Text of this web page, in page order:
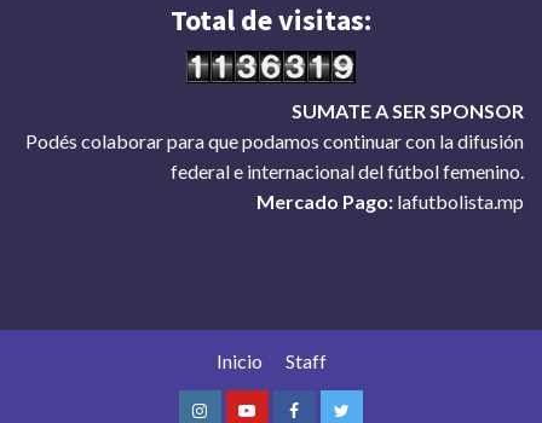
Total de visitas:
SUMATE A SER SPONSOR
Podés colaborar para que podamos continuar con la difusión
federal e internacional del fútbol femenino.
Mercado Pago: lafutbolista.mp
Inicio Staff